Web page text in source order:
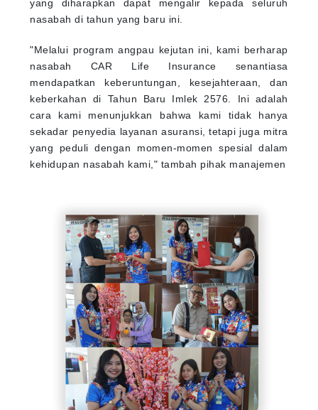
yang diharapkan dapat mengalir kepada seluruh
nasabah di tahun yang baru ini.
"Melalui program angpau kejutan ini, kami berharap
nasabah CAR Life Insurance senantiasa
mendapatkan keberuntungan, kesejahteraan, dan
keberkahan di Tahun Baru Imlek 2576. Ini adalah
cara kami menunjukkan bahwa kami tidak hanya
sekadar penyedia layanan asuransi, tetapi juga mitra
yang peduli dengan momen-momen spesial dalam
kehidupan nasabah kami," tambah pihak manajemen